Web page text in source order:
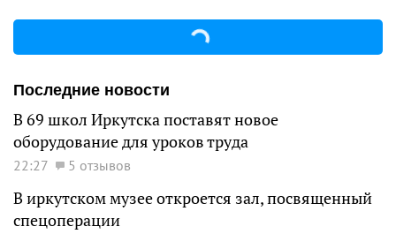
Последние новости
В 69 школ Иркутска поставят новое
оборудование для уроков труда
22:27 5 отзывов
В иркутском музее откроется зал, посвященный
спецоперации